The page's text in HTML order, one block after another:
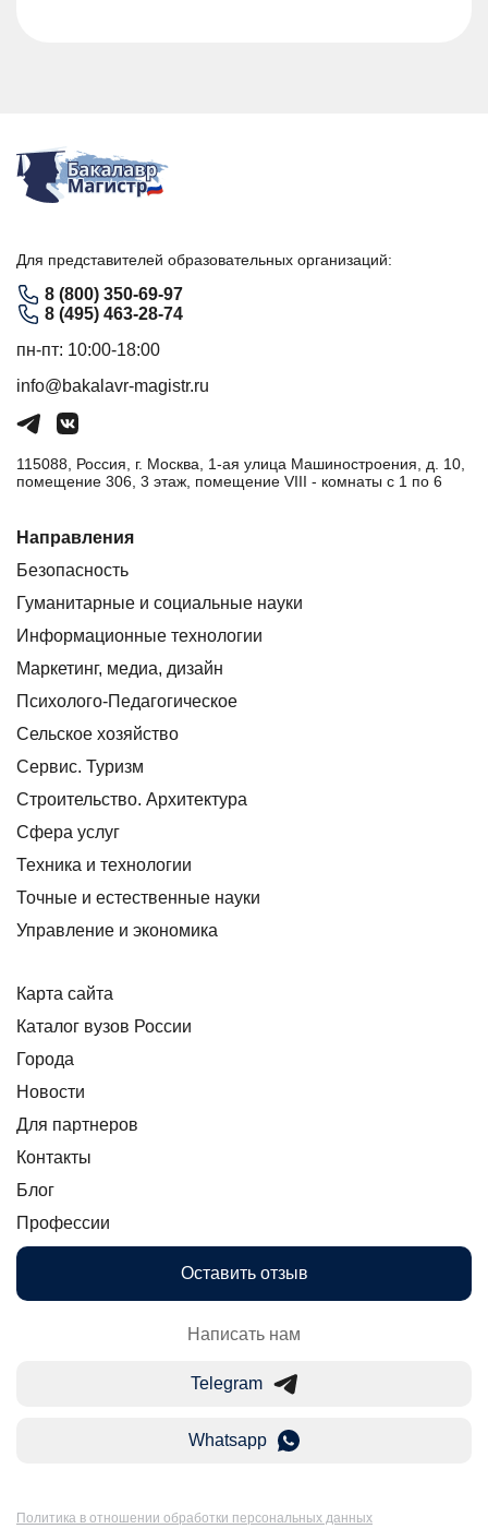
Для представителей образовательных организаций:
8 (800) 350-69-97
8 (495) 463-28-74
пн-пт: 10:00-18:00
info@bakalavr-magistr.ru
115088, Россия, г. Москва, 1-ая улица Машиностроения, д. 10,
помещение 306, 3 этаж, помещение VIII - комнаты с 1 по 6
Направления
Безопасность
Гуманитарные и социальные науки
Информационные технологии
Маркетинг, медиа, дизайн
Психолого-Педагогическое
Сельское хозяйство
Сервис. Туризм
Строительство. Архитектура
Сфера услуг
Техника и технологии
Точные и естественные науки
Управление и экономика
Карта сайта
Каталог вузов России
Города
Новости
Для партнеров
Контакты
Блог
Профессии
Оставить отзыв
Написать нам
Telegram
Whatsapp
Политика в отношении обработки персональных данных